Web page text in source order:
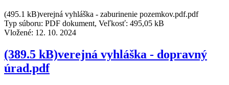
(495.1 kB)verejná vyhláška - zaburinenie pozemkov.pdf.pdf
Typ súboru: PDF dokument, Veľkosť: 495,05 kB
Vložené: 12. 10. 2024
(389.5 kB)verejná vyhláška - dopravný
úrad.pdf